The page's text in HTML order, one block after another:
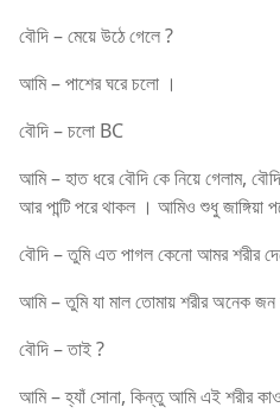
বৌদি – মেয়ে উঠে গেলে ?
আমি – পাশের ঘরে চলো ।
বৌদি – চলো BC
আমি – হাত ধরে বৌদি কে নিয়ে গেলাম,
আর পান্টি পরে থাকল । আমিও শুধু জাঙ্গিয়া
বৌদি – তুমি এত পাগল কেনো আমর শরীর
আমি – তুমি যা মাল তোমায় শরীর অনেক জন
বৌদি – তাই ?
আমি – হ্যাঁ সোনা, কিন্তু আমি এই শরীর